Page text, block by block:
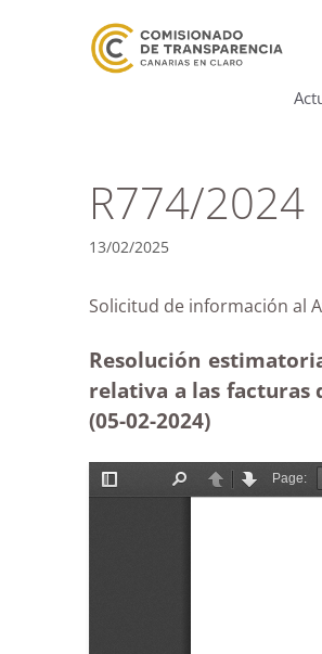
R774/2024
13/02/2025
Solicitud de información
Resolución
relativa a las facturas
(05-02-2024)